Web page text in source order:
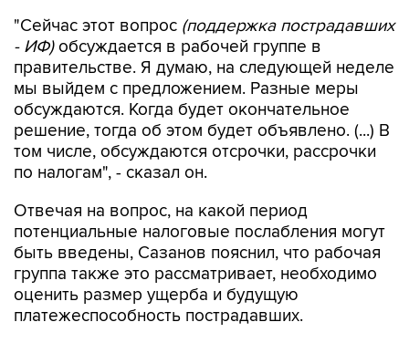
"Сейчас этот вопрос (поддержка пострадавших
- ИФ)обсуждается в рабочей группе в
правительстве. Я думаю, на следующей неделе
мы выйдем с предложением. Разные меры
обсуждаются. Когда будет окончательное
решение, тогда об этом будет объявлено. (...) В
том числе, обсуждаются отсрочки, рассрочки
по налогам", - сказал он.
Отвечая на вопрос, на какой период
потенциальные налоговые послабления могут
быть введены, Сазанов пояснил, что рабочая
группа также это рассматривает, необходимо
оценить размер ущерба и будущую
платежеспособность пострадавших.